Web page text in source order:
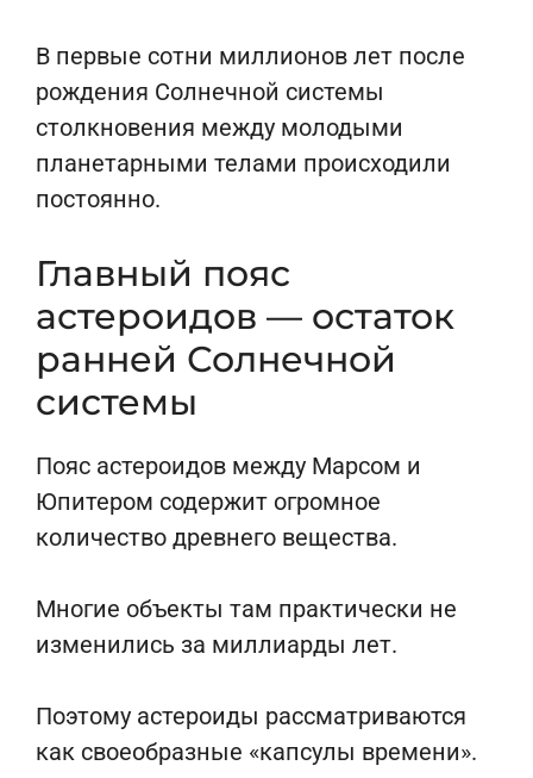
В первые сотни миллионов лет после
рождения Солнечной системы
столкновения между молодыми
планетарными телами происходили
постоянно.
Главный пояс
астероидов — остаток
ранней Солнечной
системы
Пояс астероидов между Марсом и
Юпитером содержит огромное
количество древнего вещества.
Многие объекты там практически не
изменились за миллиарды лет.
Поэтому астероиды рассматриваются
как своеобразные «капсулы времени».